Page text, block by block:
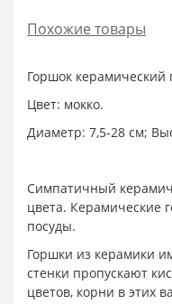
Похожие товары
Горшок керамический
Цвет: мокко.
Диаметр: 7,5-28 см;
Симпатичный
цвета. Керамические
посуды.
Горшки из керамики
стенки пропускают
цветов, корни в этих